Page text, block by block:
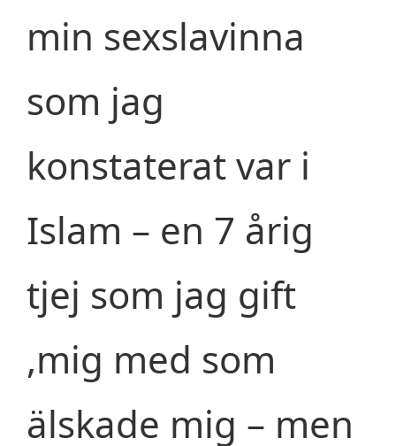
min sexslavinna
som jag
konstaterat var i
Islam – en 7 årig
tjej som jag gift
,mig med som
älskade mig – men